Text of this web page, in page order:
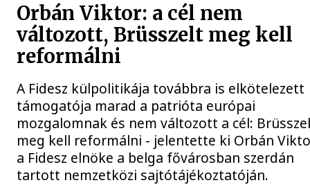
Orbán Viktor: a cél nem
változott, Brüsszelt meg kell
reformálni
A Fidesz külpolitikája továbbra is elkötelezett
támogatója marad a patrióta európai
mozgalomnak és nem változott a cél:
meg kell reformálni - jelentette ki Orbán
a Fidesz elnöke a belga fővárosban szerdán
tartott nemzetközi sajtótájékoztatóján.